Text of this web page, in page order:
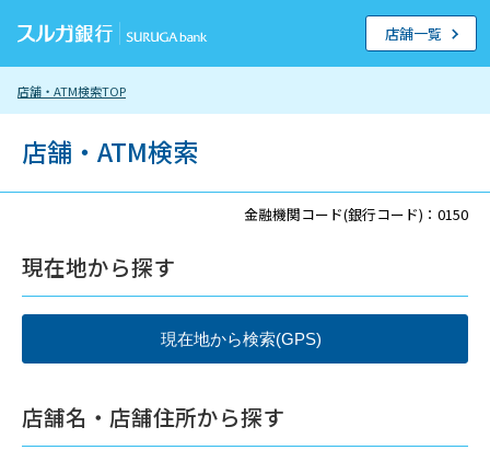
店舗・ATM検索TOP
店舗一覧
店舗・ATM検索
金融機関コード(銀行コード)：0150
現在地から探す
店舗名・店舗住所から探す